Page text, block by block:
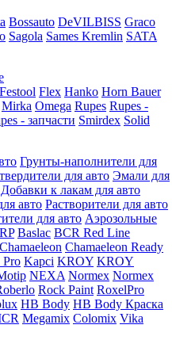
Bossauto DeVILBISS Graco
Sagola Sames Kremlin SATA
Festool Flex Hanko Horn Bauer
Mirka Omega Rupes Rupes -
- запчасти Smirdex Solid
Грунты-наполнители для
для авто Эмали для
Добавки к лакам для авто
авто Растворители для авто
для авто Аэрозольные
Baslac BCR Red Line
Chamaeleon Chamaeleon Ready
Pro Kapci KROY KROY
NEXA Normex Normex
Rock Paint RoxelPro
HB Body HB Body Краска
Megamix Colomix Vika